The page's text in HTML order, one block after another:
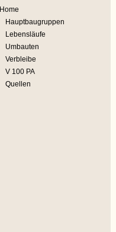
Home
Hauptbaugruppen
Lebensläufe
Umbauten
Verbleibe
V 100 PA
Quellen